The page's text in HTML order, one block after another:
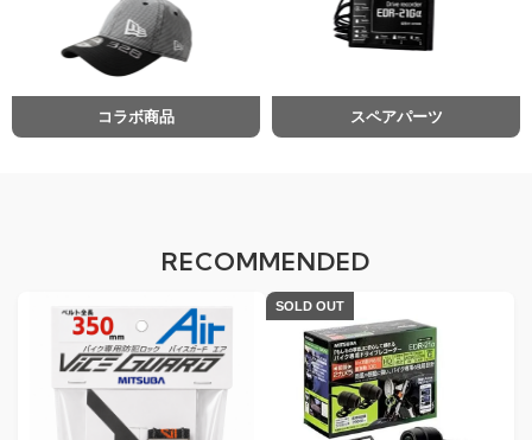
コラボ商品 スペアパーツ
RECOMMENDED
SOLD OUT